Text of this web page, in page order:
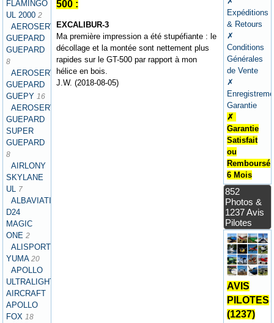
FLAMINGO
UL 2000 2
AEROSERVICES
GUEPARD
GUEPARD
8
AEROSERVICES
GUEPARD
GUEPY 16
AEROSERVICES
GUEPARD
SUPER
GUEPARD
8
AIRLONY
SKYLANE
UL 7
ALBAVIATION
D24
MAGIC
ONE 2
ALISPORT
YUMA 20
APOLLO
ULTRALIGHT
AIRCRAFT
APOLLO
FOX 18
500 :
EXCALIBUR-3
Ma première impression a été stupéfiante : le
décollage et la montée sont nettement plus
rapides sur le GT-500 par rapport à mon
hélice en bois.
J.W. (2018-08-05)
Expéditions
& Retours
✗
Conditions
Générales
de Vente
✗
Garantie
✗
Garantie
Satisfait
ou
Remboursé
6 Mois
852
Photos &
1237 Avis
Pilotes
AVIS
PILOTES
(1237)